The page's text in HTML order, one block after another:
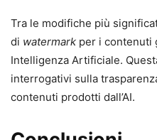
Tra le modifiche più
di watermark per i contenuti
Intelligenza Artificiale.
interrogativi sulla
contenuti prodotti dall’AI.